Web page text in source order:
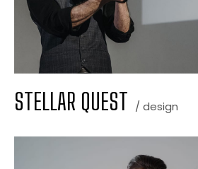
STELLAR QUEST / design